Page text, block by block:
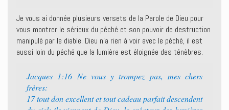
Je vous ai donnée plusieurs versets de la Parole de Dieu pour
vous montrer le sérieux du péché et son pouvoir de destruction
manipulé par le diable. Dieu n’a rien à voir avec le péché, il est
aussi loin du péché que la lumière est éloignée des ténèbres.
Jacques 1:16 Ne vous y trompez pas, mes chers
frères:
17 tout don excellent et tout cadeau parfait descendent